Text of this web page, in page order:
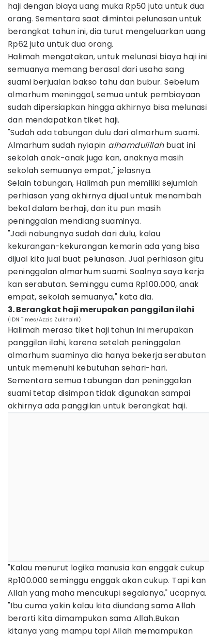
haji dengan biaya uang muka Rp50 juta untuk dua
orang. Sementara saat dimintai pelunasan untuk
berangkat tahun ini, dia turut mengeluarkan uang
Rp62 juta untuk dua orang.
Halimah mengatakan, untuk melunasi biaya haji ini
semuanya memang berasal dari usaha sang
suami berjualan bakso tahu dan bubur. Sebelum
almarhum meninggal, semua untuk pembiayaan
sudah dipersiapkan hingga akhirnya bisa melunasi
dan mendapatkan tiket haji.
"Sudah ada tabungan dulu dari almarhum suami.
Almarhum sudah nyiapin alhamdulillahbuat ini
sekolah anak-anak juga kan, anaknya masih
sekolah semuanya empat," jelasnya.
Selain tabungan, Halimah pun memiliki sejumlah
perhiasan yang akhirnya dijual untuk menambah
bekal dalam berhaji, dan itu pun masih
peninggalan mendiang suaminya.
"Jadi nabungnya sudah dari dulu, kalau
kekurangan-kekurangan kemarin ada yang bisa
dijual kita jual buat pelunasan. Jual perhiasan gitu
peninggalan almarhum suami. Soalnya saya kerja
kan serabutan. Seminggu cuma Rp100.000, anak
empat, sekolah semuanya," kata dia.
3. Berangkat haji merupakan panggilan ilahi
(IDN Times/Azzis Zulkhairil)
Halimah merasa tiket haji tahun ini merupakan
panggilan ilahi, karena setelah peninggalan
almarhum suaminya dia hanya bekerja serabutan
untuk memenuhi kebutuhan sehari-hari.
Sementara semua tabungan dan peninggalan
suami tetap disimpan tidak digunakan sampai
akhirnya ada panggilan untuk berangkat haji.
"Kalau menurut logika manusia kan enggak cukup
Rp100.000 seminggu enggak akan cukup. Tapi kan
Allah yang maha mencukupi segalanya," ucapnya.
"Ibu cuma yakin kalau kita diundang sama Allah
berarti kita dimampukan sama Allah.Bukan
kitanya yang mampu tapi Allah memampukan